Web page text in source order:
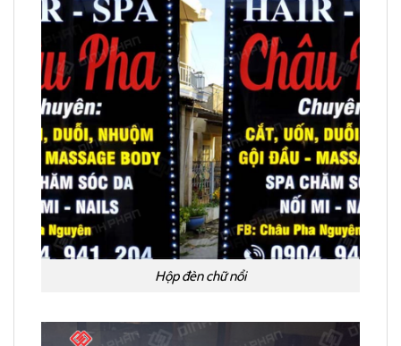
Hộp đèn chữ nổi